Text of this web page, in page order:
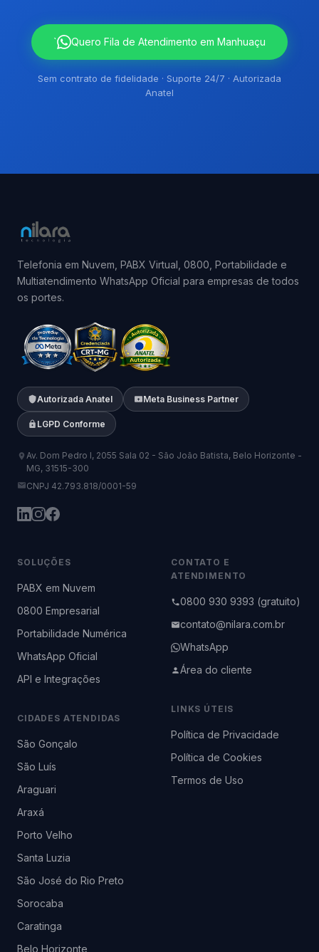
` Quero Fila de Atendimento em Manhuaçu
Sem contrato de fidelidade · Suporte 24/7 · Autorizada
Anatel
Telefonia em Nuvem, PABX Virtual, 0800, Portabilidade e
Multiatendimento WhatsApp Oficial para empresas de todos
os portes.
Autorizada Anatel Meta Business Partner
LGPD Conforme
Av. Dom Pedro I, 2055 Sala 02 - São João Batista, Belo Horizonte -
MG, 31515-300
CNPJ 42.793.818/0001-59
SOLUÇÕES
PABX em Nuvem
0800 Empresarial
Portabilidade Numérica
WhatsApp Oficial
API e Integrações
CIDADES ATENDIDAS
São Gonçalo
São Luís
Araguari
Araxá
Porto Velho
Santa Luzia
São José do Rio Preto
Sorocaba
Caratinga
Belo Horizonte
CONTATO E
ATENDIMENTO
0800 930 9393 (gratuito)
contato@nilara.com.br
WhatsApp
Área do cliente
LINKS ÚTEIS
Política de Privacidade
Política de Cookies
Termos de Uso